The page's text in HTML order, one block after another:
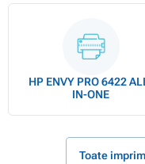
HP ENVY PRO 6422
IN-ONE
Toate